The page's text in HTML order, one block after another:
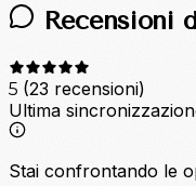
Recensioni
5 (23 recensioni)
Ultima
Stai confrontando le